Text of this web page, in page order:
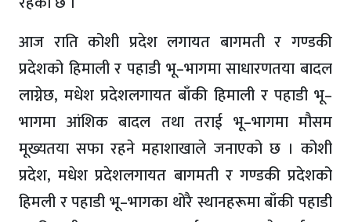
आज राति कोशी प्रदेश लगायत बागमती र गण्डकी
प्रदेशको हिमाली र पहाडी भू–भागमा साधारणतया बादल
लाग्नेछ, मधेश प्रदेशलगायत बाँकी हिमाली र पहाडी भू–
भागमा आंशिक बादल तथा तराई भू–भागमा मौसम
मूख्यतया सफा रहने महाशाखाले जनाएको छ । कोशी
प्रदेश, मधेश प्रदेशलगायत बागमती र गण्डकी प्रदेशको
हिमली र पहाडी भू–भागका थोरै स्थानहरूमा बाँकी पहाडी